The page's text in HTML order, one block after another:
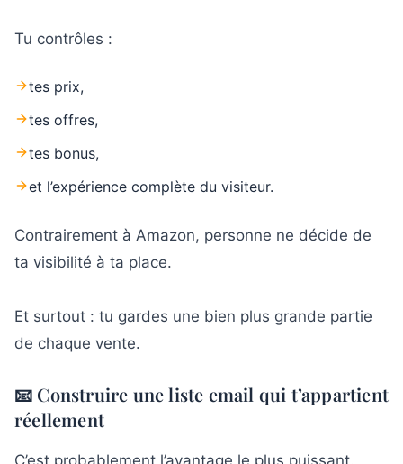
Tu contrôles :
tes prix,
tes offres,
tes bonus,
et l’expérience complète du visiteur.
Contrairement à Amazon, personne ne décide de
ta visibilité à ta place.
Et surtout : tu gardes une bien plus grande partie
de chaque vente.
📧 Construire une liste email qui t’appartient
réellement
C’est probablement l’avantage le plus puissant.